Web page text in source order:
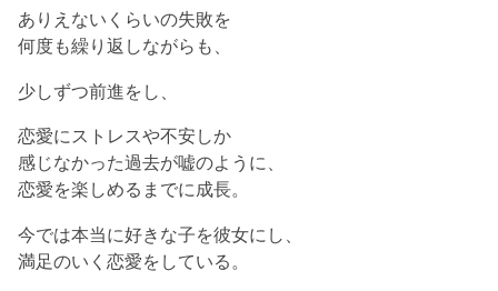
ありえないくらいの失敗を
何度も繰り返しながらも、
少しずつ前進をし、
恋愛にストレスや不安しか
感じなかった過去が嘘のように、
恋愛を楽しめるまでに成長。
今では本当に好きな子を彼女にし、
満足のいく恋愛をしている。